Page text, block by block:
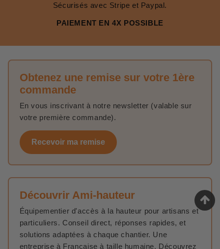
Sécurisés avec Stripe et Paypal.
PAIEMENT EN 4X POSSIBLE
Obtenez une remise sur votre 1ère
commande
En vous inscrivant à notre newsletter (valable sur
votre première commande).
Recevoir ma remise
Découvrir Ami-hauteur
Équipementier d'accès à la hauteur pour artisans et
particuliers. Conseil direct, réponses rapides, et
solutions adaptées à chaque chantier. Une
entreprise à Française à taille humaine. Découvrez